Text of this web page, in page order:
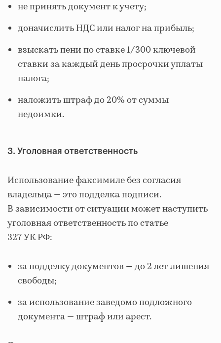
не принять документ к учету;
доначислить НДС или налог на прибыль;
взыскать пени по ставке 1/300 ключевой
ставки за каждый день просрочки уплаты
налога;
наложить штраф до 20% от суммы
недоимки.
3. Уголовная ответственность
Использование факсимиле без согласия
владельца — это подделка подписи.
В зависимости от ситуации может наступить
уголовная ответственность по статье
327 УК РФ:
за подделку документов — до 2 лет лишения
свободы;
за использование заведомо подложного
документа — штраф или арест.